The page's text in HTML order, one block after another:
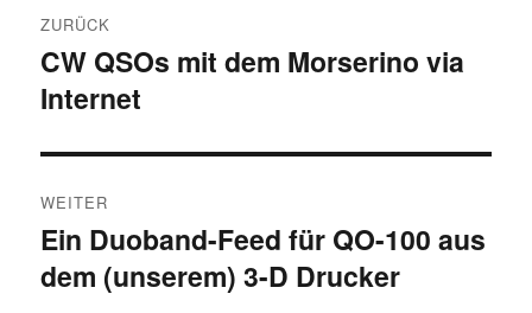
ZURÜCK
Vorheriger
Beitrag:
CW QSOs mit dem Morserino via
Internet
WEITER
Nächster
Beitrag:
Ein Duoband-Feed für QO-100 aus
dem (unserem) 3-D Drucker